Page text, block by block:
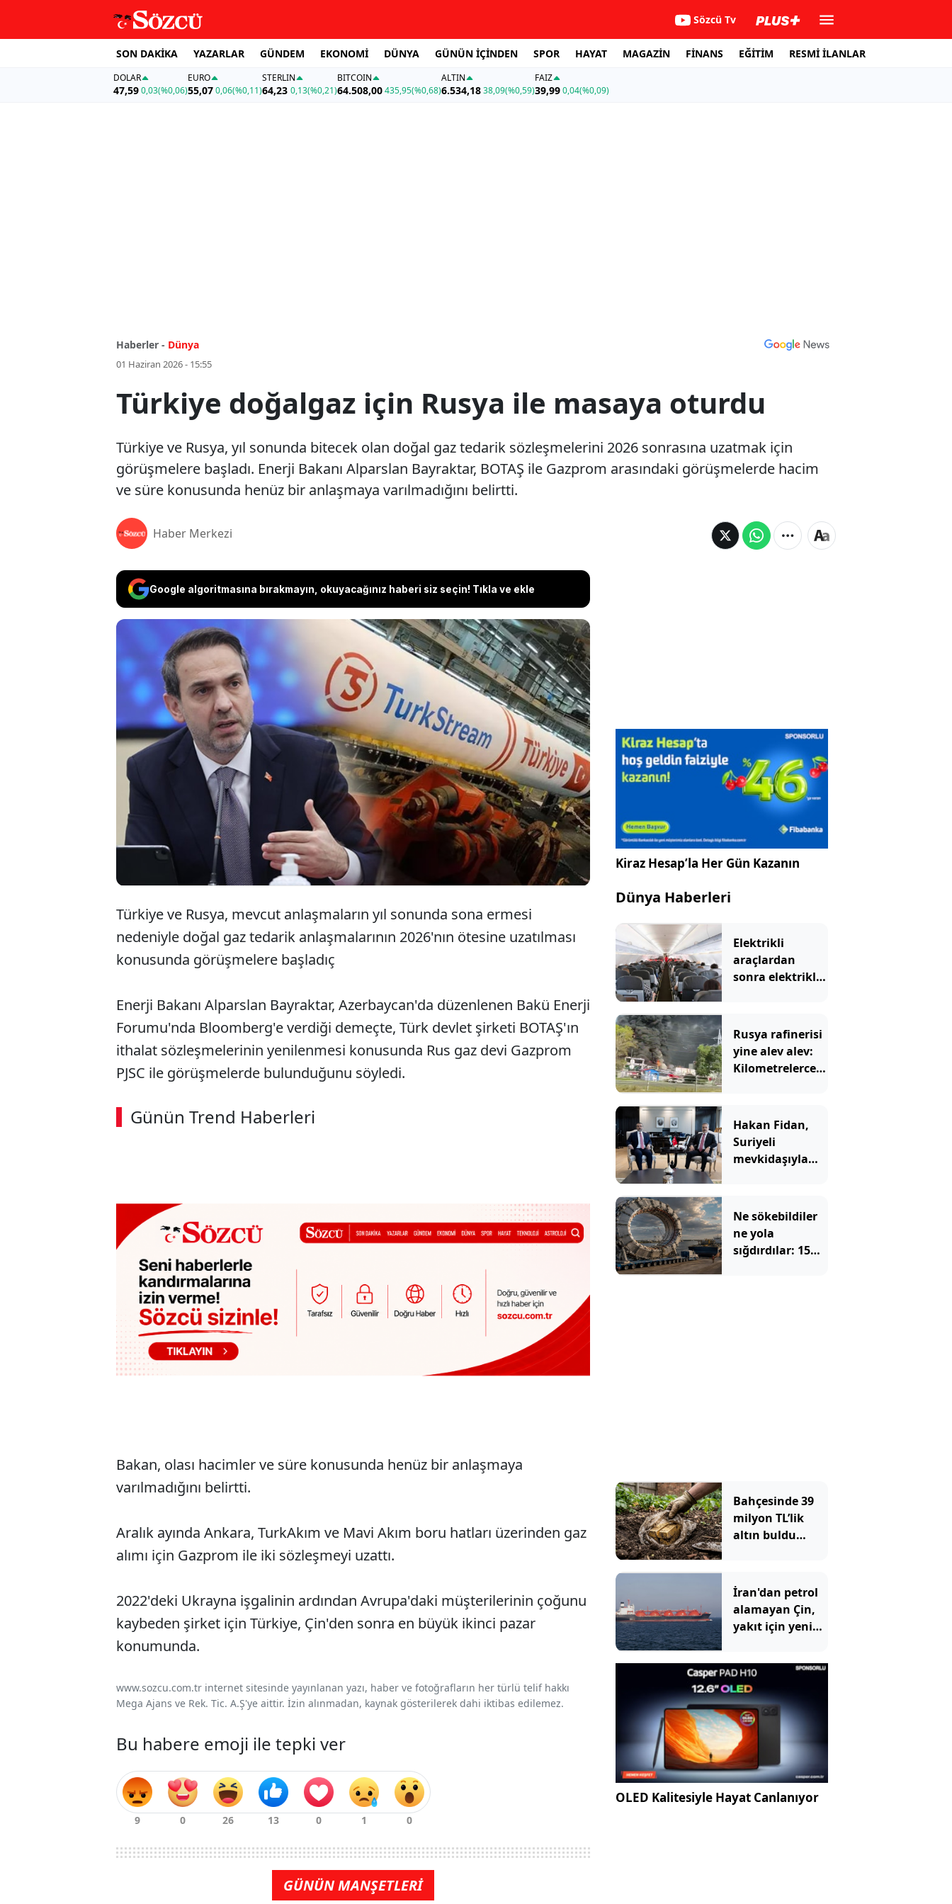
Sözcü Tv
SON DAKİKA YAZARLAR GÜNDEM EKONOMİ DÜNYA GÜNÜN İÇİNDEN SPOR HAYAT MAGAZİN FİNANS EĞİTİM RESMİ İLANLAR
DOLAR
47,590,03(%0,06)
EURO
55,07 0,06(%0,11)
STERLIN
64,23 0,13(%0,21)
BITCOIN
64.508,00435,95(%0,68)
ALTIN
6.534,1838,09(%0,59)
FAİZ
39,990,04(%0,09)
Haberler - Dünya
01 Haziran 2026 - 15:55
Türkiye doğalgaz için Rusya ile masaya oturdu
Türkiye ve Rusya, yıl sonunda bitecek olan doğal gaz tedarik sözleşmelerini 2026 sonrasına uzatmak için
görüşmelere başladı. Enerji Bakanı Alparslan Bayraktar, BOTAŞ ile Gazprom arasındaki görüşmelerde hacim
ve süre konusunda henüz bir anlaşmaya varılmadığını belirtti.
Haber Merkezi
Google algoritmasına bırakmayın, okuyacağınız haberi siz seçin! Tıkla ve ekle
Türkiye ve Rusya, yıl sonunda bitecek olan doğal gaz tedarik
sözleşmelerini 2026 sonrasına uzatmak için görüşmelere başladı.
Enerji Bakanı Alparslan Bayraktar, BOTAŞ ile Gazprom arasındaki
görüşmelerde hacim ve süre konusunda henüz bir anlaşmaya
varılmadığını belirtti.
Türkiye ve Rusya, mevcut anlaşmaların yıl sonunda sona ermesi
nedeniyle doğal gaz tedarik anlaşmalarının 2026'nın ötesine uzatılması
konusunda görüşmelere başladıç
Enerji Bakanı Alparslan Bayraktar, Azerbaycan'da düzenlenen Bakü Enerji
Forumu'nda Bloomberg'e verdiği demeçte, Türk devlet şirketi BOTAŞ'ın
ithalat sözleşmelerinin yenilenmesi konusunda Rus gaz devi Gazprom
PJSC ile görüşmelerde bulunduğunu söyledi.
Günün Trend Haberleri
Bakan, olası hacimler ve süre konusunda henüz bir anlaşmaya
varılmadığını belirtti.
Aralık ayında Ankara, TurkAkım ve Mavi Akım boru hatları üzerinden gaz
alımı için Gazprom ile iki sözleşmeyi uzattı.
2022'deki Ukrayna işgalinin ardından Avrupa'daki müşterilerinin çoğunu
kaybeden şirket için Türkiye, Çin'den sonra en büyük ikinci pazar
konumunda.
www.sozcu.com.tr internet sitesinde yayınlanan yazı, haber ve fotoğrafların her türlü telif hakkı
Mega Ajans ve Rek. Tic. A.Ş'ye aittir. İzin alınmadan, kaynak gösterilerek dahi iktibas edilemez.
Bu habere emoji ile tepki ver
GÜNÜN MANŞETLERİ
Kiraz Hesap’la Her Gün Kazanın
Dünya Haberleri
Elektrikli
araçlardan
sonra elektrikli
tarih verildi
Rusya rafinerisi
yine alev alev:
Kilometrelerce
Hakan Fidan,
Suriyeli
mevkidaşıyla
Ne sökebildiler
ne yola
sığdırdılar: 15
Bahçesinde 39
milyon TL’lik
altın buldu
pişman oldu
İran'dan petrol
alamayan Çin,
yakıt için yeni
OLED Kalitesiyle Hayat Canlanıyor